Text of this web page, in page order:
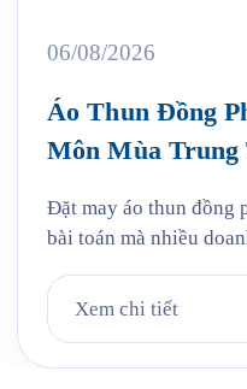
06/08/2026
Áo Thun Đồng
Môn Mùa Trung
Đặt may áo thun đồng
bài toán mà nhiều
Môn cũng vậy. Cứ đến
khi mùa bánh Trung
Xem chi tiết